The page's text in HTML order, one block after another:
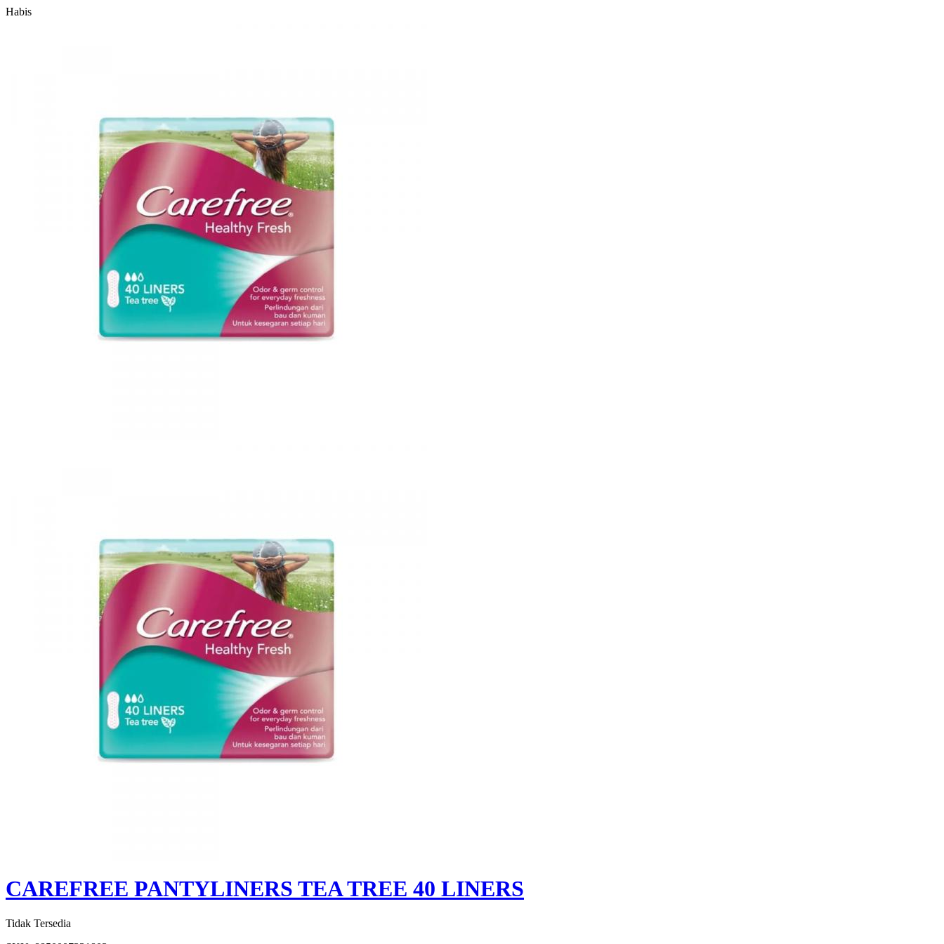
Habis
CAREFREE PANTYLINERS TEA TREE 40 LINERS
Tidak Tersedia